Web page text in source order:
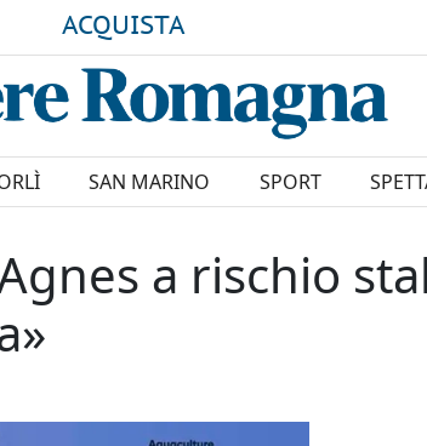
ACQUISTA
SAN MARINO SPORT
a rischio